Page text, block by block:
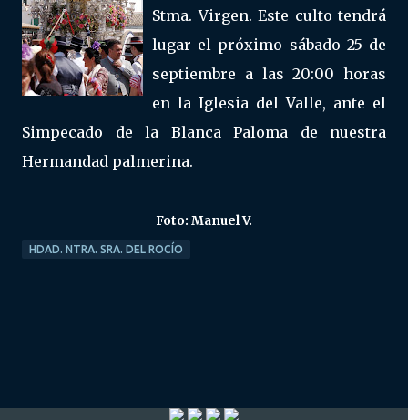
Stma. Virgen. Este culto tendrá
lugar el próximo sábado 25 de
septiembre a las 20:00 horas
en la Iglesia del Valle, ante el
Simpecado de la Blanca Paloma de nuestra
Hermandad palmerina.
Foto: Manuel V.
HDAD. NTRA. SRA. DEL ROCÍO